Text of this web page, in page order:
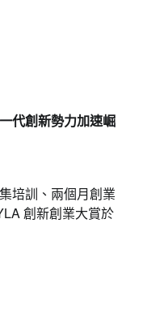
代創新勢力加速崛
培訓、兩個月創業
創新創業大賞於